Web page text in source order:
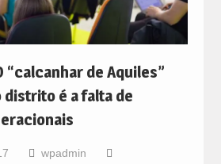
“calcanhar de Aquiles”
distrito é a falta de
wpadmin